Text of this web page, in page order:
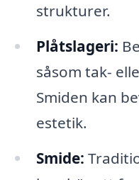
strukturer.
Plåtslageri:
såsom tak-
Smiden kan
estetik.
Smide: